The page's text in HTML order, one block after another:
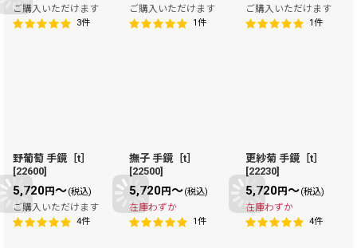
ご購入いただけます
3件
ご購入いただけます
1件
ご購入いただけます
1件
野葡萄 手鏡［t］
[22600]
5,720円～(税込)
ご購入いただけます
4件
撫子 手鏡［t］
[22500]
5,720円～(税込)
在庫わずか
1件
更紗菊 手鏡［t］
[22230]
5,720円～(税込)
在庫わずか
4件